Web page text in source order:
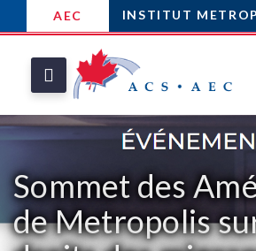
AEC INSTITUT
Sommet des
de Metropolis